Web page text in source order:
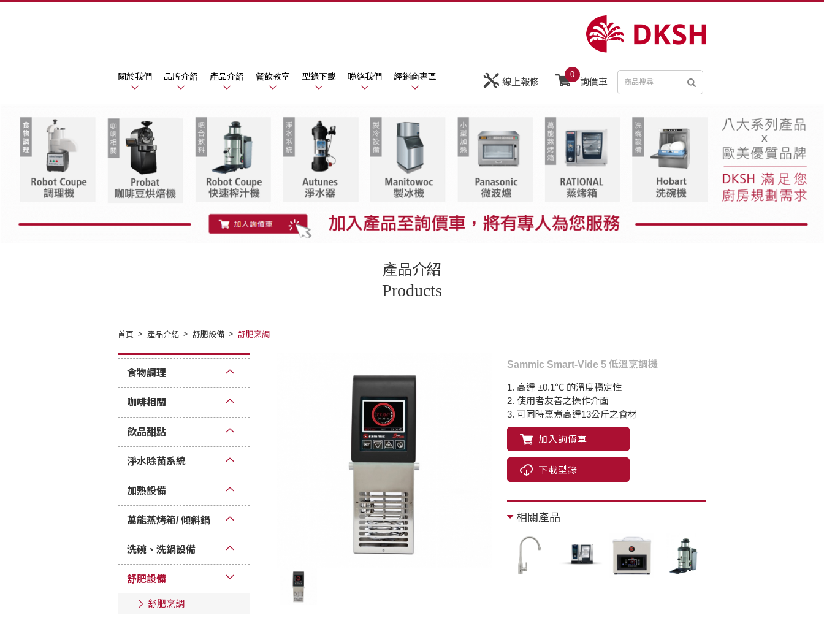
線上報修 詢價車
0
關於我們 品牌介紹 產品介紹 餐飲教室 型錄下載 聯絡我們 經銷商專區
產品介紹
Products
首頁 產品介紹 舒肥設備 舒肥烹調
食物調理
咖啡相關
飲品甜點
淨水除菌系統
加熱設備
萬能蒸烤箱/ 傾斜鍋
洗碗、洗鍋設備
舒肥設備
舒肥烹調
Sammic Smart-Vide 5 低溫烹調機
1. 高達 ±0.1℃ 的溫度穩定性
2. 使用者友善之操作介面
3. 可同時烹煮高達13公斤之食材
加入詢價車
下載型錄
相關產品